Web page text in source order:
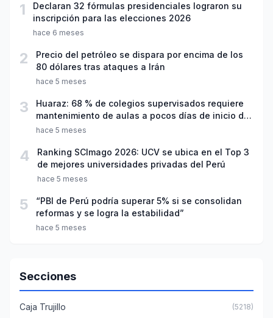
1
Declaran 32 fórmulas presidenciales lograron su
inscripción para las elecciones 2026
hace 6 meses
2
Precio del petróleo se dispara por encima de los
80 dólares tras ataques a Irán
hace 5 meses
3
Huaraz: 68 % de colegios supervisados requiere
mantenimiento de aulas a pocos días de inicio del
año escolar 2026
hace 5 meses
4
Ranking SCImago 2026: UCV se ubica en el Top 3
de mejores universidades privadas del Perú
hace 5 meses
5
“PBI de Perú podría superar 5% si se consolidan
reformas y se logra la estabilidad”
hace 5 meses
Secciones
Caja Trujillo (5218)